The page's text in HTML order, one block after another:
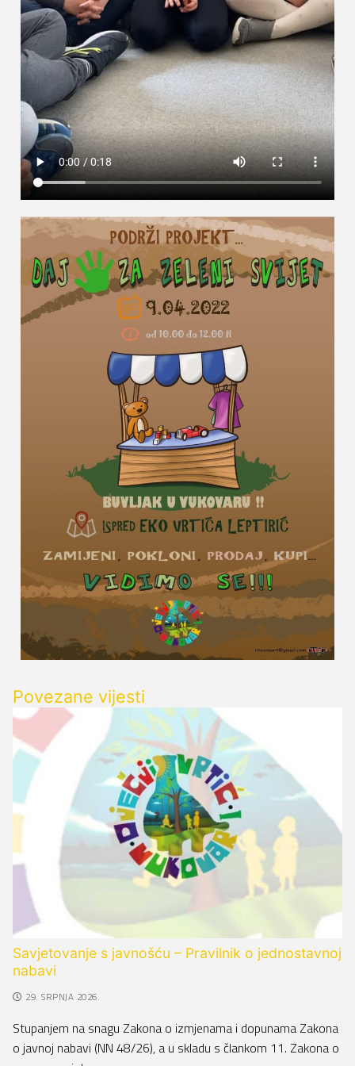
Povezane vijesti
Savjetovanje s javnošću – Pravilnik o jednostavnoj
nabavi
29. SRPNJA 2026.
Stupanjem na snagu Zakona o izmjenama i dopunama Zakona
o javnoj nabavi (NN 48/26), a u skladu s člankom 11. Zakona o